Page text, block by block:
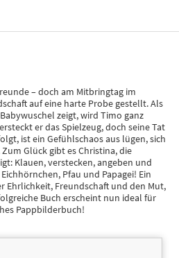
– doch am Mitbringtag im
auf eine harte Probe gestellt. Als
zeigt, wird Timo ganz
er das Spielzeug, doch seine Tat
ist ein Gefühlschaos aus lügen, sich
Glück gibt es Christina, die
Klauen, verstecken, angeben und
Pfau und Papagei! Ein
Ehrlichkeit, Freundschaft und den Mut,
Buch erscheint nun ideal für
Pappbilderbuch!